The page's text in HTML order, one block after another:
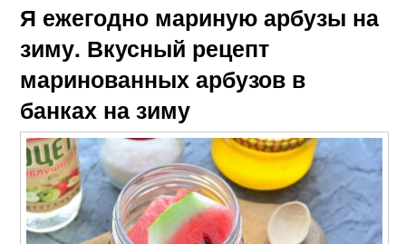
Я ежегодно мариную арбузы на
зиму. Вкусный рецепт
маринованных арбузов в
банках на зиму